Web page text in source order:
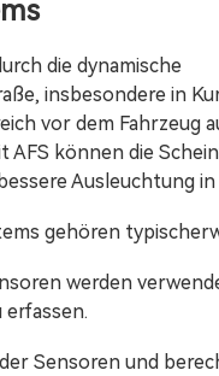
die dynamische
insbesondere in
vor dem Fahrzeug
AFS können die
Ausleuchtung in
gehören
werden
Sensoren und